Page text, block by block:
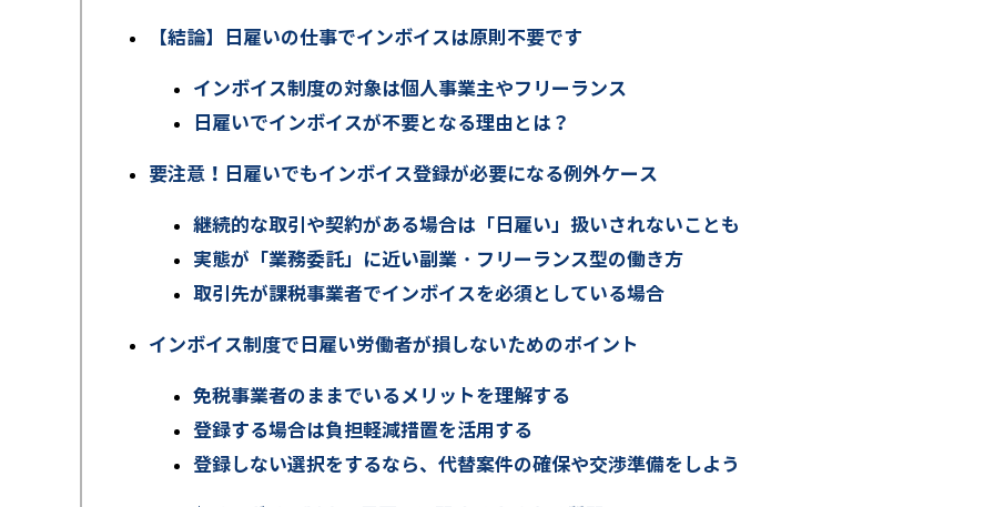
【結論】日雇いの仕事でインボイスは原則不要です
インボイス制度の対象は個人事業主やフリーランス
日雇いでインボイスが不要となる理由とは？
要注意！日雇いでもインボイス登録が必要になる例外ケース
継続的な取引や契約がある場合は「日雇い」扱いされないことも
実態が「業務委託」に近い副業・フリーランス型の働き方
取引先が課税事業者でインボイスを必須としている場合
インボイス制度で日雇い労働者が損しないためのポイント
免税事業者のままでいるメリットを理解する
登録する場合は負担軽減措置を活用する
登録しない選択をするなら、代替案件の確保や交渉準備をしよう